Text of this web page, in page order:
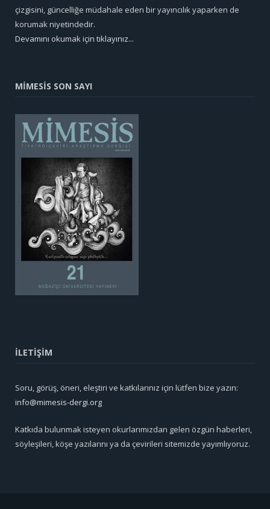
çizgisini, güncelliğe müdahale eden bir yayıncılık yaparken de
korumak niyetindedir.
Devamını okumak için tıklayınız...
MİMESİS SON SAYI
İLETİŞİM
Soru, görüş, öneri, eleştiri ve katkılarınız için lütfen bize yazın:
info@mimesis-dergi.org
Katkıda bulunmak isteyen okurlarımızdan gelen özgün haberleri,
söyleşileri, köşe yazılarını ya da çevirileri sitemizde yayımlıyoruz.